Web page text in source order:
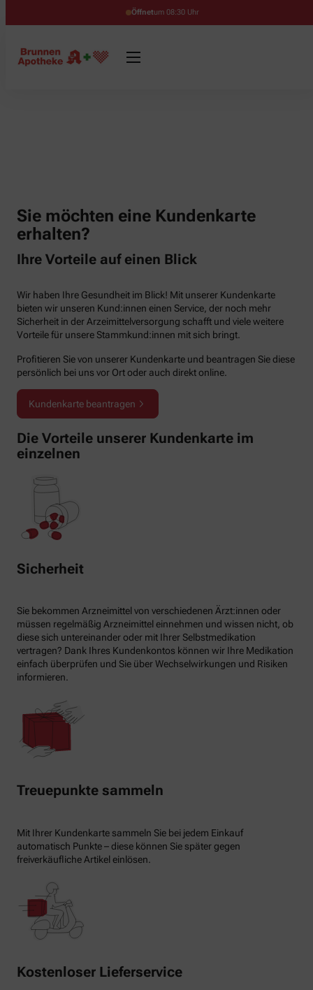
Öffnetum 08:30 Uhr
Sie möchten eine Kundenkarte
erhalten?
Ihre Vorteile auf einen Blick
Wir haben Ihre Gesundheit im Blick! Mit unserer Kundenkarte
bieten wir unseren Kund:innen einen Service, der noch mehr
Sicherheit in der Arzeimittelversorgung schafft und viele weitere
Vorteile für unsere Stammkund:innen mit sich bringt.
Profitieren Sie von unserer Kundenkarte und beantragen Sie diese
persönlich bei uns vor Ort oder auch direkt online.
Kundenkarte beantragen
Die Vorteile unserer Kundenkarte im
einzelnen
Sicherheit
Sie bekommen Arzneimittel von verschiedenen Ärzt:innen oder
müssen regelmäßig Arzneimittel einnehmen und wissen nicht, ob
diese sich untereinander oder mit Ihrer Selbstmedikation
vertragen? Dank Ihres Kundenkontos können wir Ihre Medikation
einfach überprüfen und Sie über Wechselwirkungen und Risiken
informieren.
Treuepunkte sammeln
Mit Ihrer Kundenkarte sammeln Sie bei jedem Einkauf
automatisch Punkte – diese können Sie später gegen
freiverkäufliche Artikel einlösen.
Kostenloser Lieferservice